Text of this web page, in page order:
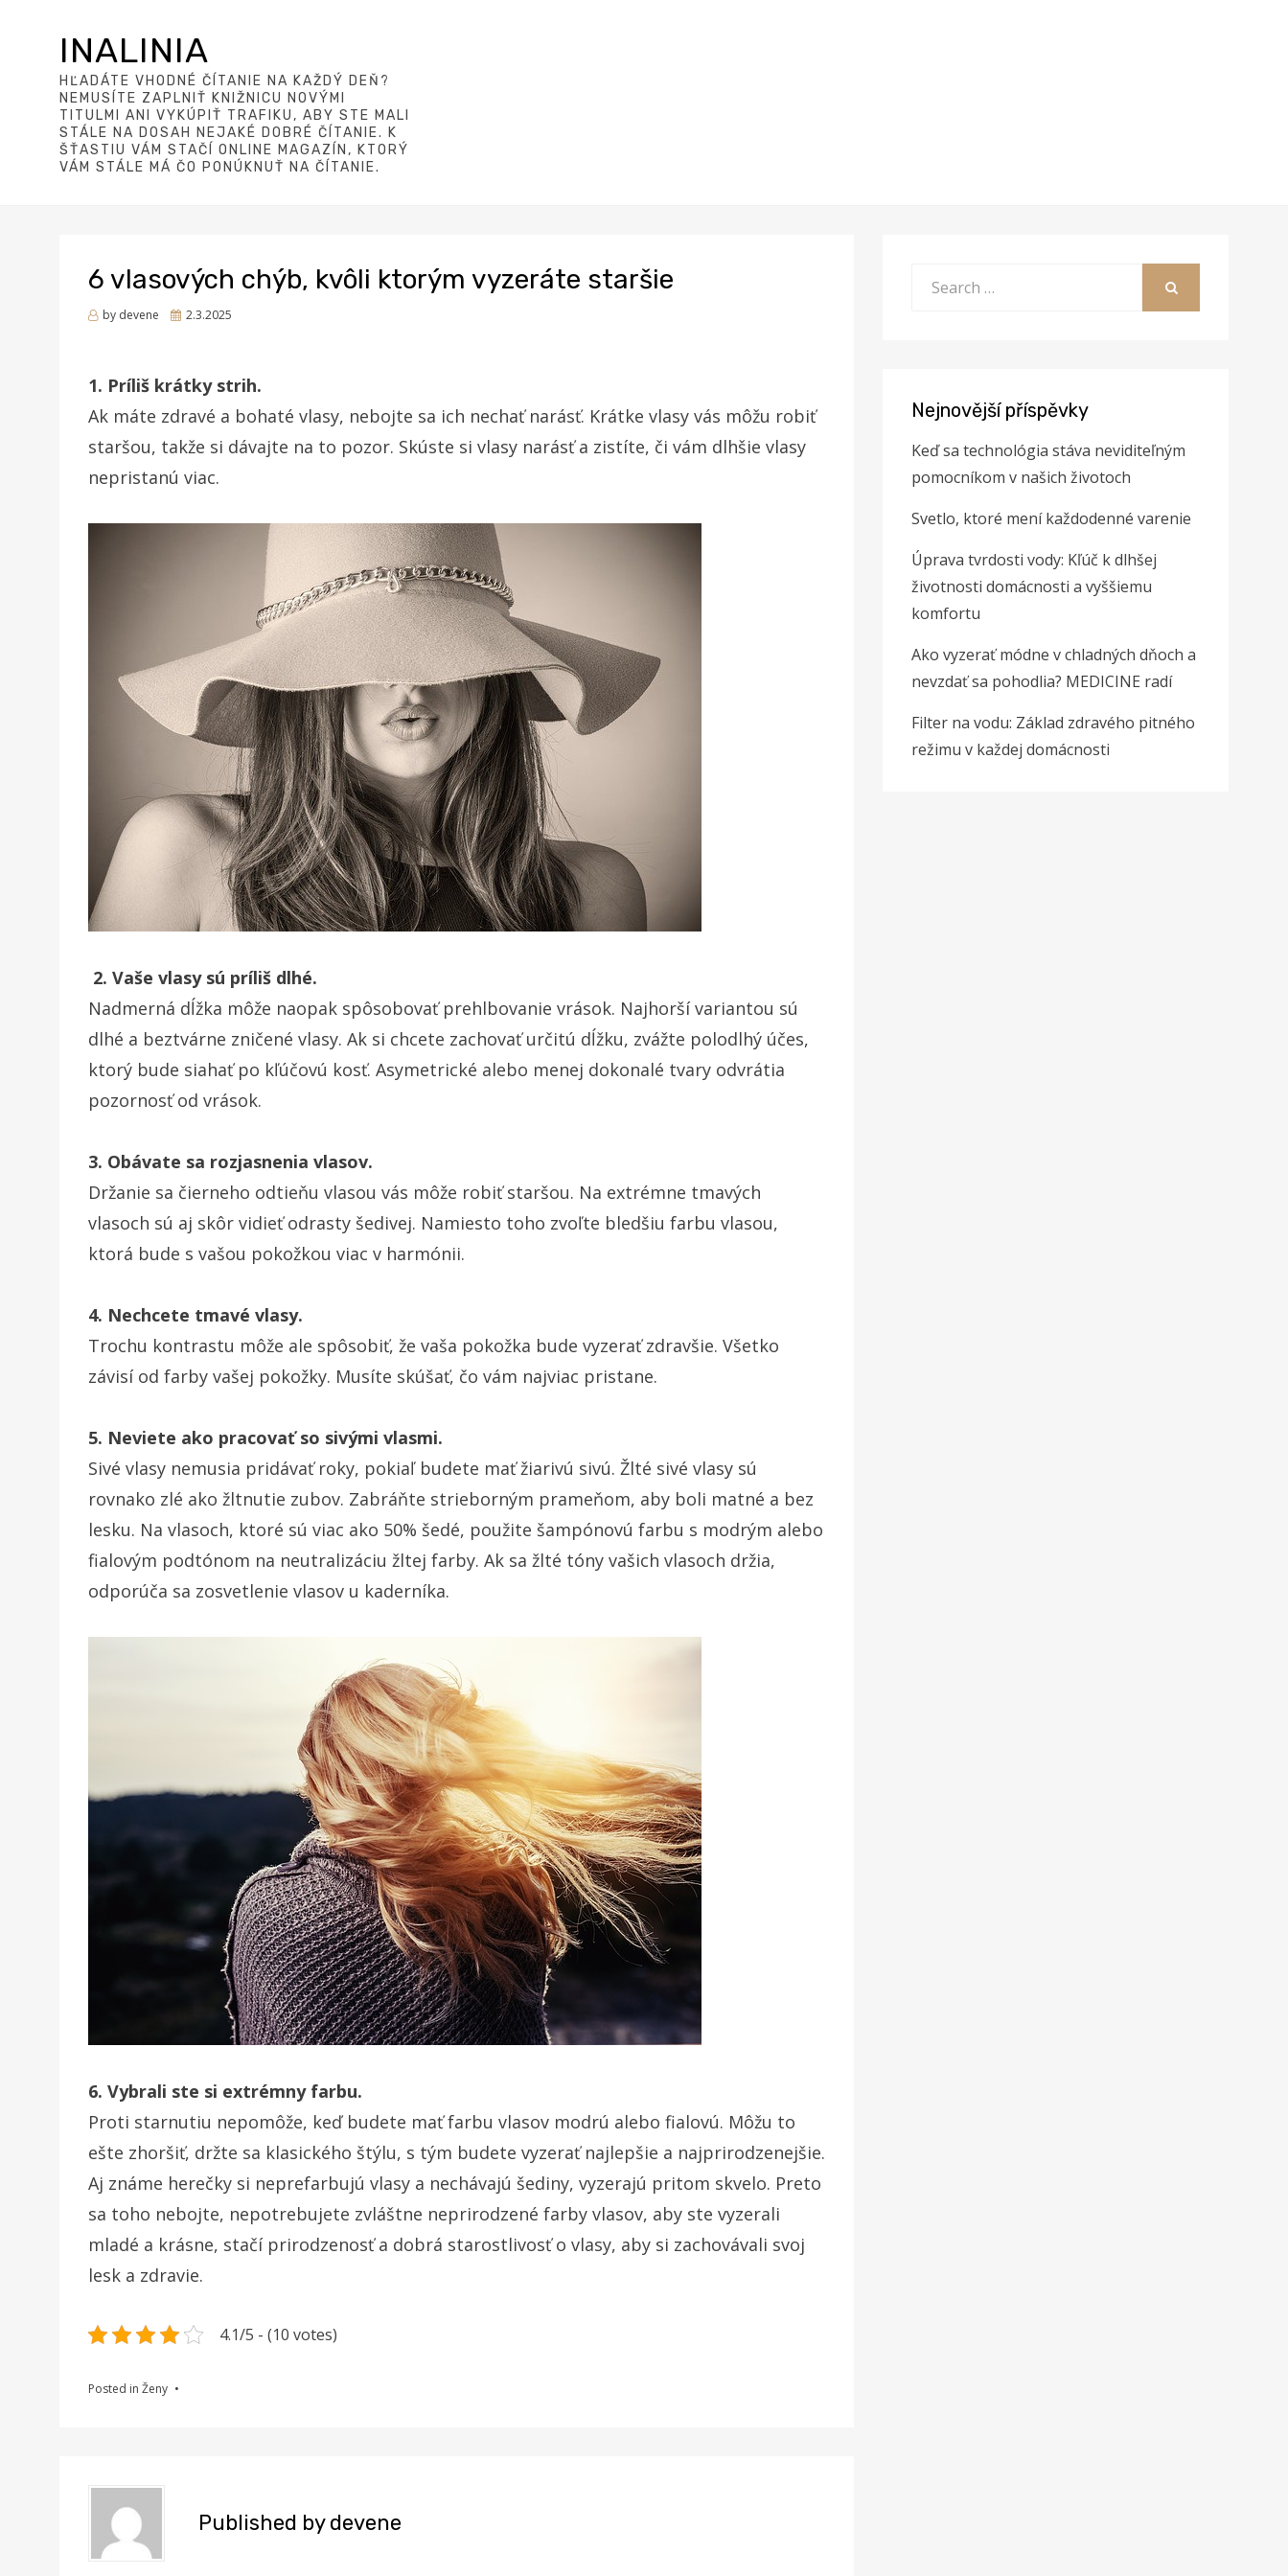
INALINIA
HĽADÁTE VHODNÉ ČÍTANIE NA KAŽDÝ DEŇ?
NEMUSÍTE ZAPLNIŤ KNIŽNICU NOVÝMI
TITULMI ANI VYKÚPIŤ TRAFIKU, ABY STE MALI
STÁLE NA DOSAH NEJAKÉ DOBRÉ ČÍTANIE. K
ŠŤASTIU VÁM STAČÍ ONLINE MAGAZÍN, KTORÝ
VÁM STÁLE MÁ ČO PONÚKNUŤ NA ČÍTANIE.
6 vlasových chýb, kvôli ktorým vyzeráte staršie
by devene
Posted
2.3.2025
1. Príliš krátky strih.
Ak máte zdravé a bohaté vlasy, nebojte sa ich nechať narásť. Krátke vlasy vás môžu robiť
staršou, takže si dávajte na to pozor. Skúste si vlasy narásť a zistíte, či vám dlhšie vlasy
nepristanú viac.
2. Vaše vlasy sú príliš dlhé.
Nadmerná dĺžka môže naopak spôsobovať prehlbovanie vrások. Najhorší variantou sú
dlhé a beztvárne zničené vlasy. Ak si chcete zachovať určitú dĺžku, zvážte polodlhý účes,
ktorý bude siahať po kľúčovú kosť. Asymetrické alebo menej dokonalé tvary odvrátia
pozornosť od vrások.
3. Obávate sa rozjasnenia vlasov.
Držanie sa čierneho odtieňu vlasou vás môže robiť staršou. Na extrémne tmavých
vlasoch sú aj skôr vidieť odrasty šedivej. Namiesto toho zvoľte bledšiu farbu vlasou,
ktorá bude s vašou pokožkou viac v harmónii.
4. Nechcete tmavé vlasy.
Trochu kontrastu môže ale spôsobiť, že vaša pokožka bude vyzerať zdravšie. Všetko
závisí od farby vašej pokožky. Musíte skúšať, čo vám najviac pristane.
5. Neviete ako pracovať so sivými vlasmi.
Sivé vlasy nemusia pridávať roky, pokiaľ budete mať žiarivú sivú. Žlté sivé vlasy sú
rovnako zlé ako žltnutie zubov. Zabráňte strieborným prameňom, aby boli matné a bez
lesku. Na vlasoch, ktoré sú viac ako 50% šedé, použite šampónovú farbu s modrým alebo
fialovým podtónom na neutralizáciu žltej farby. Ak sa žlté tóny vašich vlasoch držia,
odporúča sa zosvetlenie vlasov u kaderníka.
6. Vybrali ste si extrémny farbu.
Proti starnutiu nepomôže, keď budete mať farbu vlasov modrú alebo fialovú. Môžu to
ešte zhoršiť, držte sa klasického štýlu, s tým budete vyzerať najlepšie a najprirodzenejšie.
Aj známe herečky si neprefarbujú vlasy a nechávajú šediny, vyzerajú pritom skvelo. Preto
sa toho nebojte, nepotrebujete zvláštne neprirodzené farby vlasov, aby ste vyzerali
mladé a krásne, stačí prirodzenosť a dobrá starostlivosť o vlasy, aby si zachovávali svoj
lesk a zdravie.
4.1/5 - (10 votes)
Posted in Ženy
Published bydevene
Nejnovější příspěvky
Keď sa technológia stáva neviditeľným
pomocníkom v našich životoch
Svetlo, ktoré mení každodenné varenie
Úprava tvrdosti vody: Kľúč k dlhšej
životnosti domácnosti a vyššiemu
komfortu
Ako vyzerať módne v chladných dňoch a
nevzdať sa pohodlia? MEDICINE radí
Filter na vodu: Základ zdravého pitného
režimu v každej domácnosti